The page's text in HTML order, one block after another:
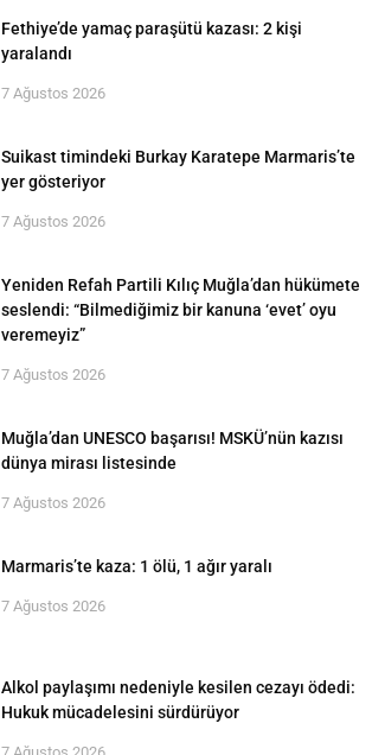
Fethiye’de yamaç paraşütü kazası: 2 kişi
yaralandı
7 Ağustos 2026
Suikast timindeki Burkay Karatepe Marmaris’te
yer gösteriyor
7 Ağustos 2026
Yeniden Refah Partili Kılıç Muğla’dan hükümete
seslendi: “Bilmediğimiz bir kanuna ‘evet’ oyu
veremeyiz”
7 Ağustos 2026
Muğla’dan UNESCO başarısı! MSKÜ’nün kazısı
dünya mirası listesinde
7 Ağustos 2026
Marmaris’te kaza: 1 ölü, 1 ağır yaralı
7 Ağustos 2026
Alkol paylaşımı nedeniyle kesilen cezayı ödedi:
Hukuk mücadelesini sürdürüyor